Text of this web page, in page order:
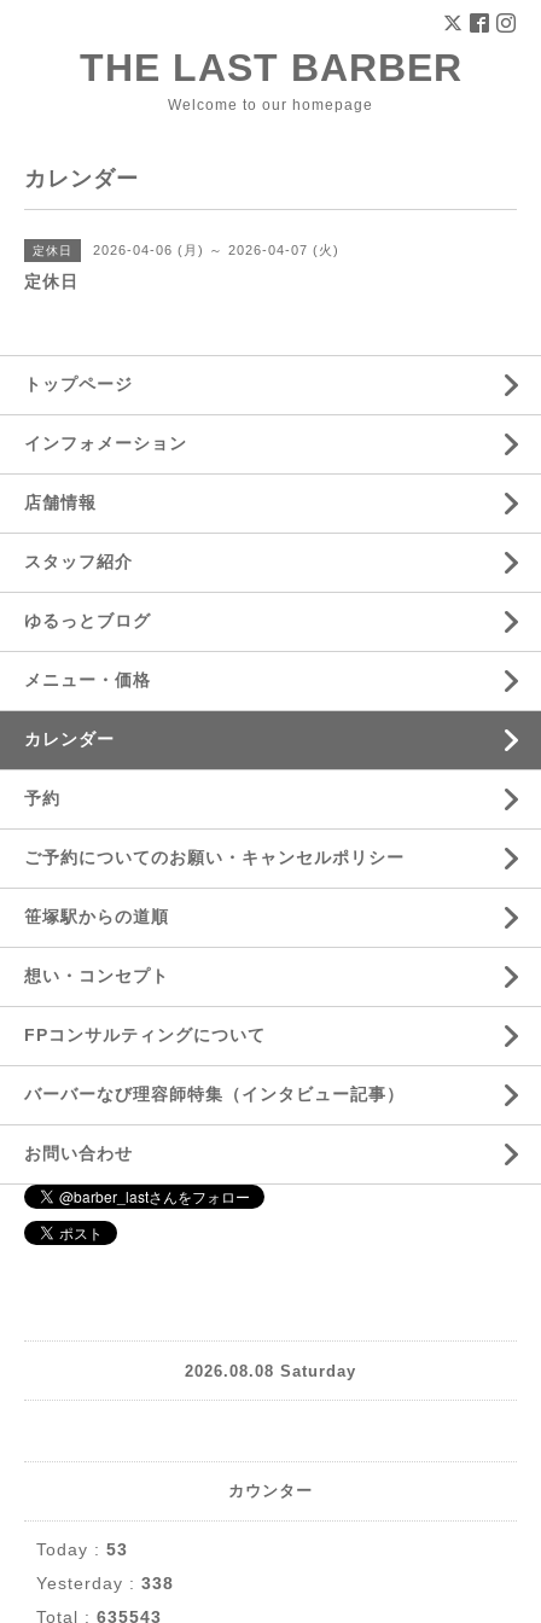
THE LAST BARBER
Welcome to our homepage
カレンダー
定休日 2026-04-06 (月) ～ 2026-04-07 (火)
定休日
トップページ
インフォメーション
店舗情報
スタッフ紹介
ゆるっとブログ
メニュー・価格
カレンダー
予約
ご予約についてのお願い・キャンセルポリシー
笹塚駅からの道順
想い・コンセプト
FPコンサルティングについて
バーバーなび理容師特集（インタビュー記事）
お問い合わせ
2026.08.08 Saturday
カウンター
Today : 53
Yesterday : 338
Total : 635543